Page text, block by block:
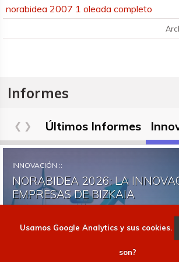
Informes
norabidea 2007 1 oleada completo
Informes
Últimos Informes
INNOVACIÓN ::
NORABIDEA 2026: LA
EMPRESAS DE BIZKAIA
Usamos Google Analytics y sus cookies.
son?